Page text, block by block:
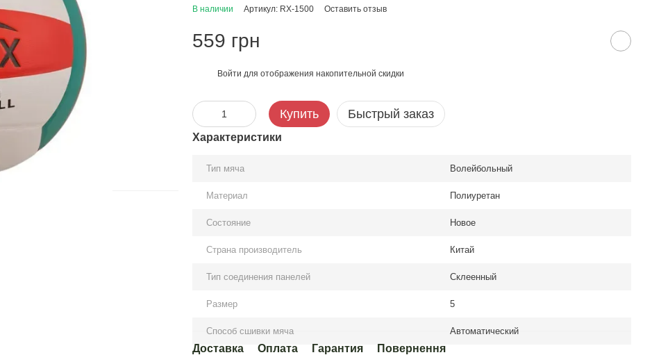
В наличии Артикул: RX-1500 Оставить отзыв
559 грн
Войти для отображения накопительной скидки
Купить Быстрый заказ
Характеристики
Тип мяча Волейбольный
Материал Полиуретан
Состояние Новое
Страна производитель Китай
Тип соединения панелей Склеенный
Размер 5
Способ сшивки мяча Автоматический
Доставка Оплата Гарантия Повернення